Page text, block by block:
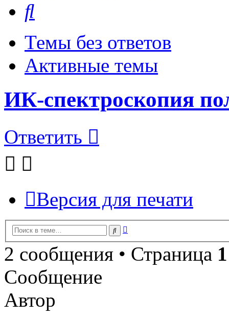
Темы без ответов
Активные темы
ИК-спектроскопия
Ответить
Версия для печати
Поиск
2 сообщения • Страница 1
Сообщение
Автор